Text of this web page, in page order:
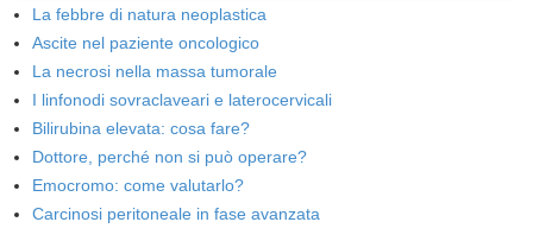
La febbre di natura neoplastica
Ascite nel paziente oncologico
La necrosi nella massa tumorale
I linfonodi sovraclaveari e laterocervicali
Bilirubina elevata: cosa fare?
Dottore, perché non si può operare?
Emocromo: come valutarlo?
Carcinosi peritoneale in fase avanzata